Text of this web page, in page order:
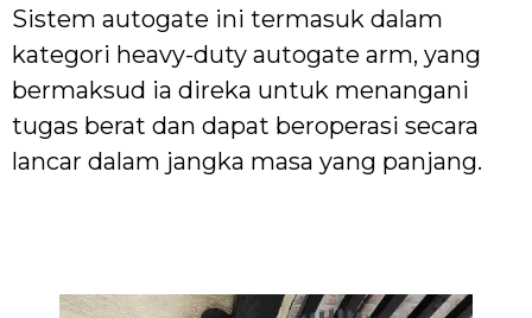
Sistem autogate ini termasuk dalam
kategori heavy-duty autogate arm, yang
bermaksud ia direka untuk menangani
tugas berat dan dapat beroperasi secara
lancar dalam jangka masa yang panjang.